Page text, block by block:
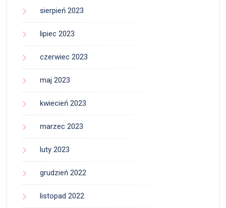
sierpień 2023
lipiec 2023
czerwiec 2023
maj 2023
kwiecień 2023
marzec 2023
luty 2023
grudzień 2022
listopad 2022